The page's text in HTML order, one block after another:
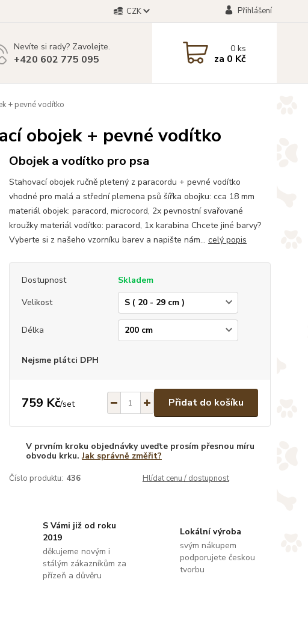
CZK Přihlášení
Nevíte si rady? Zavolejte.
+420 602 775 095
0ks
za 0 Kč
+ pevné vodítko
obojek + pevné vodítko
Obojek a vodítko pro psa
Stahovací obojek ručně pletený z paracordu + pevné vodítko
vhodné pro malá a střední plemena psů šířka obojku: cca 18 mm
materiál obojek: paracord, microcord, 2x pevnostní svařované
kroužky materiál vodítko: paracord, 1x karabina Chcete jiné barvy?
Vyberte si z našeho vzorníku barev a napište nám... celý popis
Dostupnost
Skladem
Velikost
Délka
Nejsme plátci DPH
759 Kč/set Přidat do košíku
V prvním kroku objednávky uveďte prosím přesnou míru
obvodu krku.Jak správně změřit?
Číslo produktu: 436 Hlídat cenu / dostupnost
S Vámi již od roku
2019
děkujeme novým i
stálým zákazníkům za
přízeň a důvěru
Lokální výroba
svým nákupem
podporujete českou
tvorbu